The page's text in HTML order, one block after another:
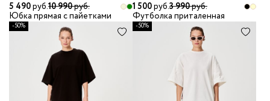
5 490руб.10 990руб.
Юбка прямая с пайетками
1 500руб.3 990руб.
Футболка приталенная
-50% -50%